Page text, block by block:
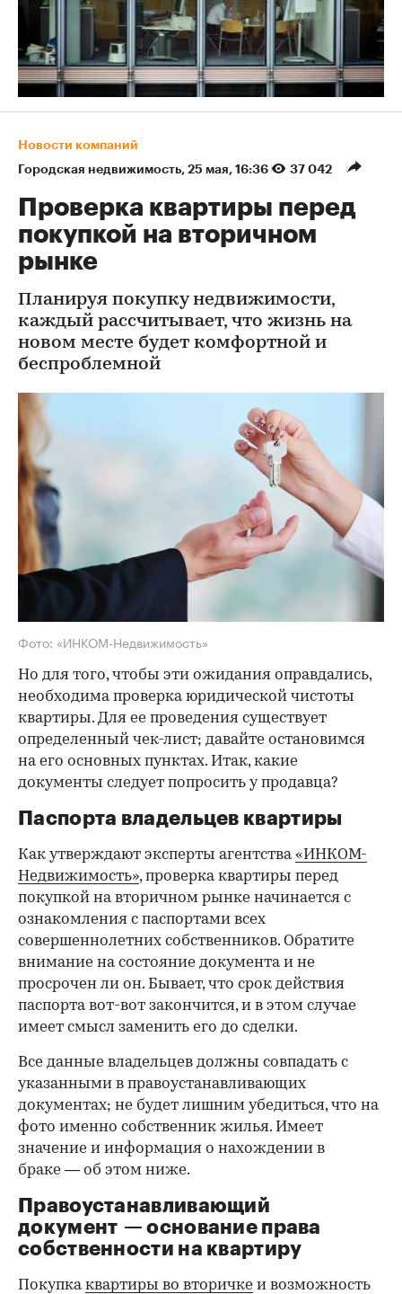
Новости компаний
Городская недвижимость⁠, 25 мая, 16:36 37 042
Проверка квартиры перед
покупкой на вторичном
рынке
Планируя покупку недвижимости,
каждый рассчитывает, что жизнь на
новом месте будет комфортной и
беспроблемной
Фото: «ИНКОМ-Недвижимость»
Но для того, чтобы эти ожидания оправдались,
необходима проверка юридической чистоты
квартиры. Для ее проведения существует
определенный чек-лист; давайте остановимся
на его основных пунктах. Итак, какие
документы следует попросить у продавца?
Паспорта владельцев квартиры
Как утверждают эксперты агентства«ИНКОМ-
Недвижимость», проверка квартиры перед
покупкой на вторичном рынке начинается с
ознакомления с паспортами всех
совершеннолетних собственников. Обратите
внимание на состояние документа и не
просрочен ли он. Бывает, что срок действия
паспорта вот-вот закончится, и в этом случае
имеет смысл заменить его до сделки.
00:00 / 00:00
Все данные владельцев должны совпадать с
указанными в правоустанавливающих
документах; не будет лишним убедиться, что на
фото именно собственник жилья. Имеет
значение и информация о нахождении в
браке — об этом ниже.
Правоустанавливающий
документ — основание права
собственности на квартиру
Покупкаквартиры во вторичке и возможность